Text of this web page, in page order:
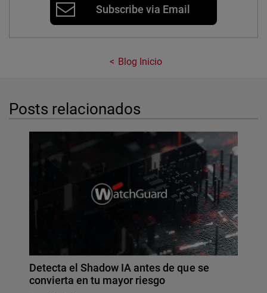
Subscribe via Email
Blog Inicio
Posts relacionados
Detecta el Shadow IA antes de que se
convierta en tu mayor riesgo